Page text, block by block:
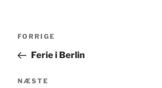
Indlægsnavigation
Forrige
indlæg
FORRIGE
Ferie i Berlin
Næste
NÆSTE